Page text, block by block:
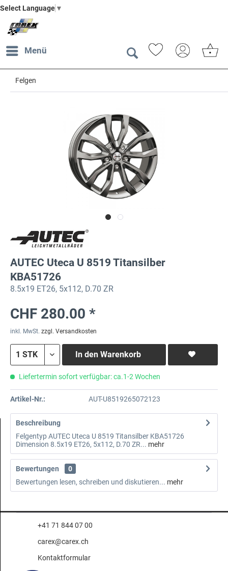
Select Language ▼
Menü
Felgen
AUTEC Uteca U 8519 Titansilber
KBA51726
8.5x19 ET26, 5x112, D.70 ZR
CHF 280.00 *
inkl. MwSt. zzgl. Versandkosten
In den Warenkorb
Liefertermin sofort verfügbar: ca.1-2 Wochen
Artikel-Nr.: AUT-U8519265072123
Beschreibung
Felgentyp AUTEC Uteca U 8519 Titansilber KBA51726
Dimension 8.5x19 ET26, 5x112, D.70 ZR... mehr
Bewertungen
0
Bewertungen lesen, schreiben und diskutieren... mehr
+41 71 844 07 00
carex@carex.ch
Kontaktformular